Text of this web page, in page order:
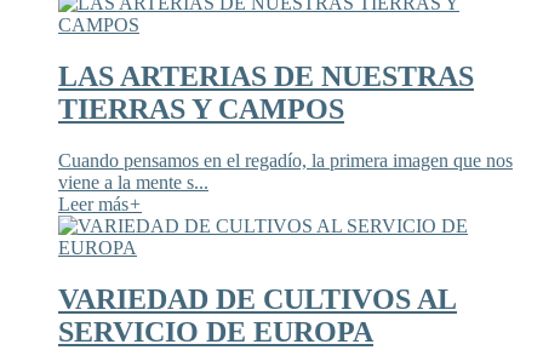
LAS ARTERIAS DE NUESTRAS
TIERRAS Y CAMPOS
Cuando pensamos en el regadío, la primera imagen que nos
viene a la mente s...
Leer más+
VARIEDAD DE CULTIVOS AL
SERVICIO DE EUROPA